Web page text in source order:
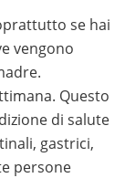
se hai
vengono
Questo
di salute
gastrici,
persone